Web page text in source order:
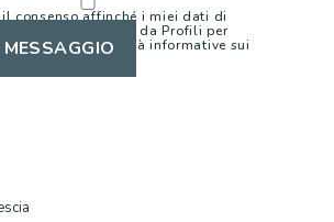
consenso affinché i miei dati di
essere utilizzati da Profili per
futuri per finalità informative sui
di Profili.